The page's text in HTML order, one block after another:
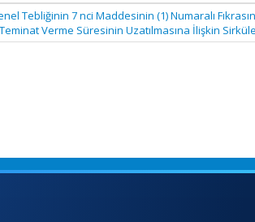
Tebliğinin 7 nci Maddesinin (1) Numaralı
Verme Süresinin Uzatılmasına İlişkin